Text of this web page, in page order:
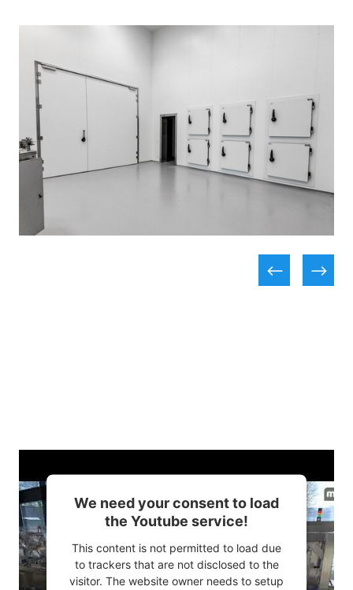
We need your consent to load
the Youtube service!
This content is not permitted to load due
to trackers that are not disclosed to the
visitor. The website owner needs to setup